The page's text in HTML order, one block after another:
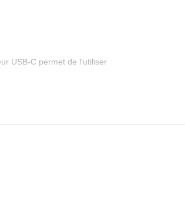
USB-C permet de l’utiliser